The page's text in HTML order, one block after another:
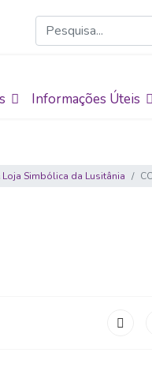
Informações Úteis
Simbólica da Lusitânia